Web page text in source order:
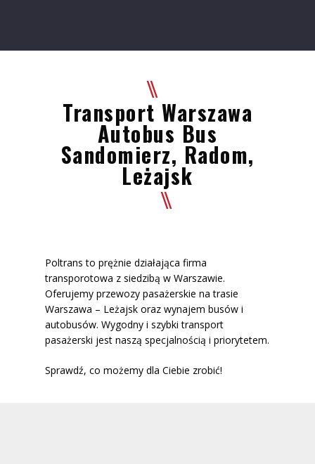
Transport Warszawa
Autobus Bus
Sandomierz, Radom,
Leżajsk
Poltrans to prężnie działająca firma
transporotowa z siedzibą w Warszawie.
Oferujemy przewozy pasażerskie na trasie
Warszawa – Leżajsk oraz wynajem busów i
autobusów. Wygodny i szybki transport
pasażerski jest naszą specjalnością i priorytetem.
Sprawdź, co możemy dla Ciebie zrobić!